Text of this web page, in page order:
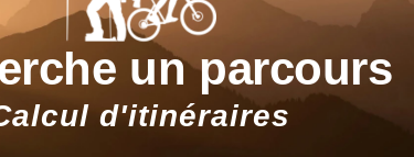
un parcours
d'itinéraires